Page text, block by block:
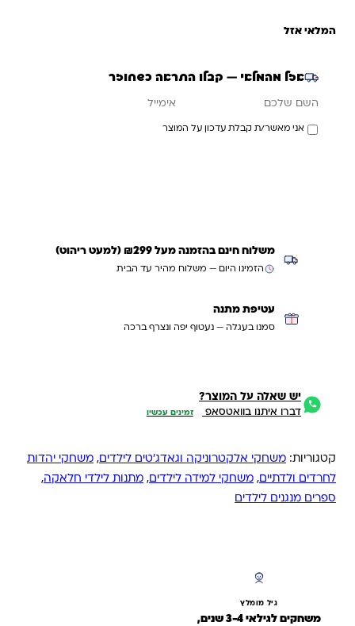
המלאי אזל
אזל מהמלאי — קבלו התראה כשחוזר
אני מאשר/ת קבלת עדכון על המוצר
משלוח חינם בהזמנה מעל ₪299 (למעט ריהוט)
הזמינו היום — משלוח מהיר עד הבית
עטיפת מתנה
סמנו בעגלה — נעטוף יפה ונצרף ברכה
יש שאלה על המוצר?
דברו איתנו בוואטסאפ זמינים עכשיו
קטגוריות: משחקי אלקטרוניקה וגאדג'טים לילדים, משחקי יהדות
לחרדים ולדתיים, משחקי למידה לילדים, מתנות לילדי חלאקה,
ספרים מנגנים לילדים
גיל מומלץ
משחקים לגילאי 3-4 שנים,